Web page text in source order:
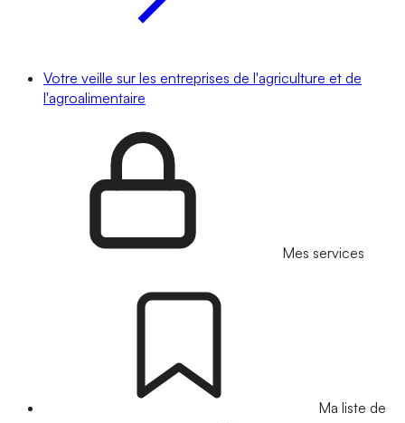
Votre veille sur les entreprises de l'agriculture et de
l'agroalimentaire
Mes services
Ma liste de